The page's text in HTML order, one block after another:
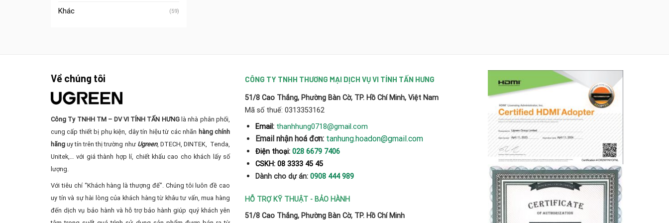
Khác (59)
Về chúng tôi
Công Ty TNHH TM – DV VI TÍNH TẤN HƯNGlà nhà phân phối,
cung cấp thiết bị phụ kiện, dây tín hiệu từ các nhãn hàng chính
hãng uy tín trên thị trường như Ugreen, DTECH, DINTEK, Tenda,
Unitek,… với giá thành hợp lí, chiết khấu cao cho khách lấy số
lượng.
Với tiêu chí “Khách hàng là thượng đế”. Chúng tôi luôn đề cao
uy tín và sự hài lòng của khách hàng từ khâu tư vấn, mua hàng
đến dịch vụ bảo hành và hỗ trợ bảo hành giúp quý khách yên
CÔNG TY TNHH THƯƠNG MẠI DỊCH VỤ VI TÍNH TẤN HƯNG
51/8 Cao Thắng, Phường Bàn Cờ, TP. Hồ Chí Minh, Việt Nam
Mã số thuế: 0313353162
Email: thanhhung0718@gmail.com
Email nhận hoá đơn: tanhung.hoadon@gmail.com
Điện thoại: 028 6679 7406
CSKH: 08 3333 45 45
Dành cho dự án: 0908 444 989
HỖ TRỢ KỸ THUẬT - BẢO HÀNH
51/8 Cao Thắng, Phường Bàn Cờ, TP. Hồ Chí Minh